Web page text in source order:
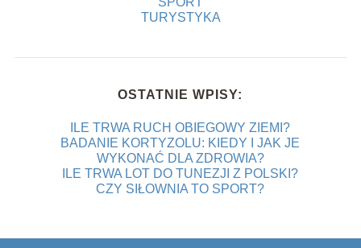
TURYSTYKA
OSTATNIE WPISY:
ILE TRWA RUCH OBIEGOWY ZIEMI?
BADANIE KORTYZOLU: KIEDY I JAK JE
WYKONAĆ DLA ZDROWIA?
ILE TRWA LOT DO TUNEZJI Z POLSKI?
CZY SIŁOWNIA TO SPORT?